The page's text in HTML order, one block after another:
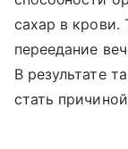
сахар в крови.
переедание
В результате
стать